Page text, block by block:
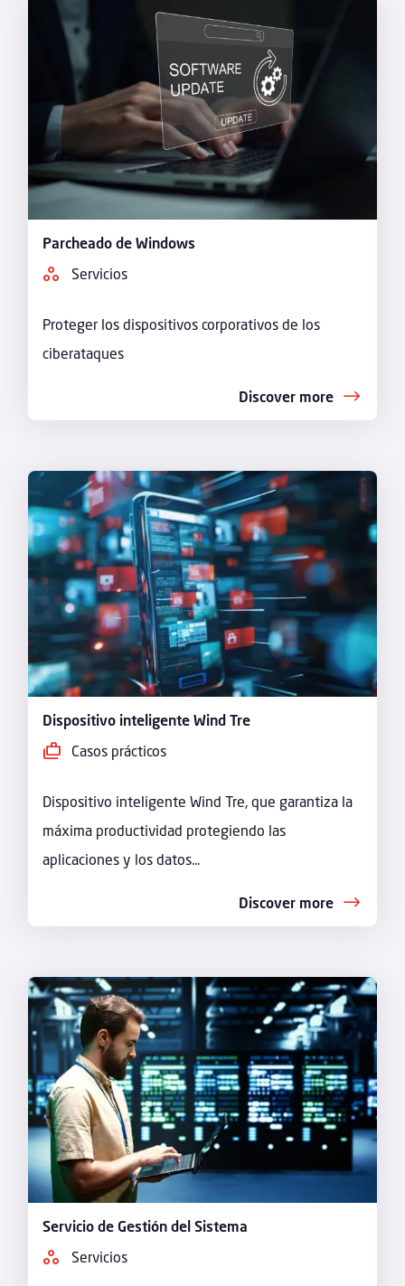
Parcheado de Windows
Servicios
Proteger los dispositivos corporativos de los
ciberataques
Discover more
Dispositivo inteligente Wind Tre
Casos prácticos
Dispositivo inteligente Wind Tre, que garantiza la
máxima productividad protegiendo las
aplicaciones y los datos...
Discover more
Servicio de Gestión del Sistema
Servicios